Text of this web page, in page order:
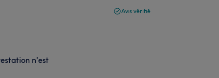
Avis vérifié
n'est